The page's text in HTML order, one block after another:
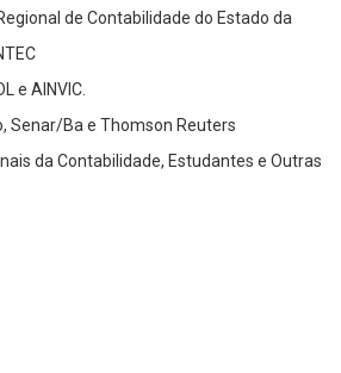
de Contabilidade do Estado da
e AINVIC.
Senar/Ba e Thomson Reuters
da Contabilidade, Estudantes e Outras